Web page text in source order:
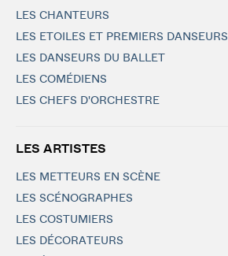
LES CHANTEURS
LES ETOILES ET PREMIERS DANSEURS
LES DANSEURS DU BALLET
LES COMÉDIENS
LES CHEFS D'ORCHESTRE
LES ARTISTES
LES METTEURS EN SCÈNE
LES SCÉNOGRAPHES
LES COSTUMIERS
LES DÉCORATEURS